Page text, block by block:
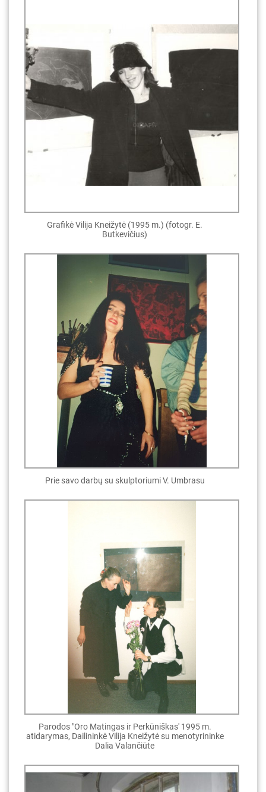
Grafikė Vilija Kneižytė (1995 m.) (fotogr. E.
Butkevičius)
Prie savo darbų su skulptoriumi V. Umbrasu
Parodos "Oro Matingas ir Perkūniškas' 1995 m.
atidarymas, Dailininkė Vilija Kneižytė su menotyrininke
Dalia Valančiūte